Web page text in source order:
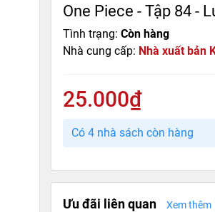
One Piece - Tập 84 -
Tình trạng: Còn hàng
Nhà cung cấp: Nhà xuất bản
25.000₫
Có 4 nhà sách còn hàng
Ưu đãi liên quan Xem thêm